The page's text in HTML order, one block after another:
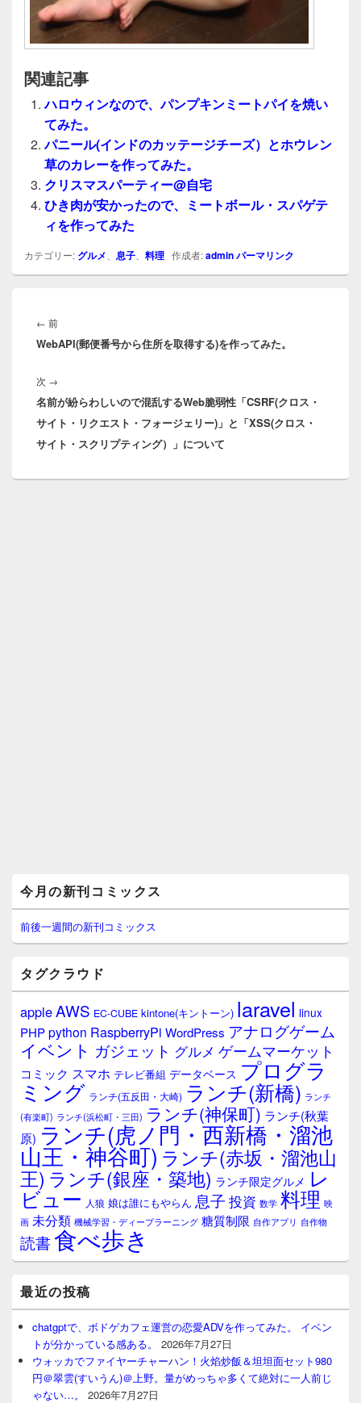
関連記事
ハロウィンなので、パンプキンミートパイを焼い
てみた。
パニール(インドのカッテージチーズ）とホウレン
草のカレーを作ってみた。
クリスマスパーティー@自宅
ひき肉が安かったので、ミートボール・スパゲテ
ィを作ってみた
カテゴリー: グルメ 息子 料理 作成者:adminパーマリンク
稿
ナ
ゲ
ー
シ
ョ
ン
← 前前
の
WebAPI(郵便番号から住所を取得する)を作ってみた。
次 →
の
投
稿:
名前が紛らわしいので混乱するWeb脆弱性「CSRF(クロス・
サイト・リクエスト・フォージェリー)」と「XSS(クロス・
サイト・スクリプティング）」について
イ
ン
サ
イ
ウ
ィ
ジ
ェ
ア
今月の新刊コミックス
前後一週間の新刊コミックス
タグクラウド
appleAWS EC-CUBE kintone(キントーン) laravel linux
PHPpython RaspberryPi WordPress アナログゲーム
イベント ガジェット グルメ ゲームマーケット
コミック スマホ テレビ番組 データベース プログラ
ミング ランチ(五反田・大崎) ランチ(新橋) ランチ
(有楽町) ランチ(浜松町・三田) ランチ(神保町) ランチ(秋葉
原) ランチ(虎ノ門・西新橋・溜池
山王・神谷町) ランチ(赤坂・溜池山
王) ランチ(銀座・築地) ランチ限定グルメ レ
ビュー 人狼 娘は誰にもやらん 息子 投資 数学 料理 映
画 未分類 機械学習・ディープラーニング 糖質制限 自作アプリ 自作物
読書食べ歩き
最近の投稿
chatgptで、ボドゲカフェ運営の恋愛ADVを作ってみた。 イベン
トが分かっている感ある。
2026年7月27日
ウォッカでファイヤーチャーハン！火焰炒飯＆坦坦面セット980
円＠翠雲(すいうん)＠上野。量がめっちゃ多くて絶対に一人前じ
ゃない…。
2026年7月27日